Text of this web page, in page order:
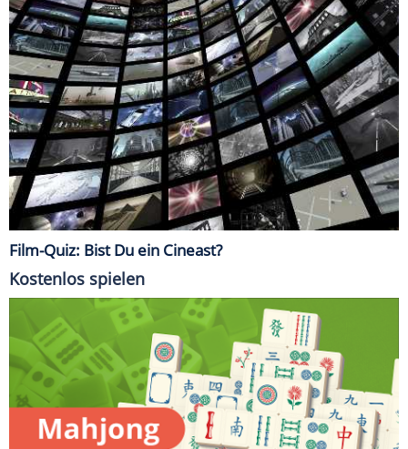
Film-Quiz: Bist Du ein Cineast?
Kostenlos spielen